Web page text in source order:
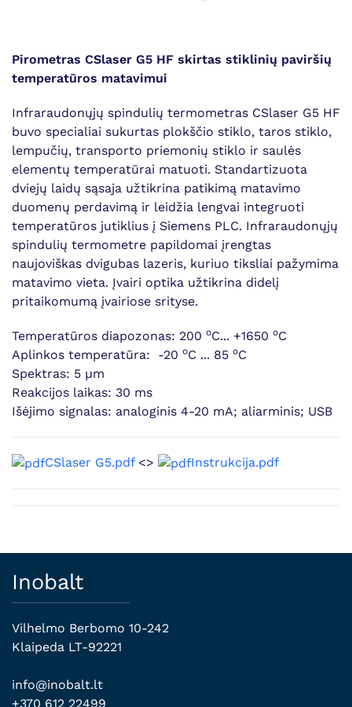
Pirometras CSlaser G5 HF skirtas stiklinių paviršių
temperatūros matavimui
Infraraudonųjų spindulių termometras CSlaser G5 HF
buvo specialiai sukurtas plokščio stiklo, taros stiklo,
lempučių, transporto priemonių stiklo ir saulės
elementų temperatūrai matuoti. Standartizuota
dviejų laidų sąsaja užtikrina patikimą matavimo
duomenų perdavimą ir leidžia lengvai integruoti
temperatūros jutiklius į Siemens PLC. Infraraudonųjų
spindulių termometre papildomai įrengtas
naujoviškas dvigubas lazeris, kuriuo tiksliai pažymima
matavimo vieta. Įvairi optika užtikrina didelį
pritaikomumą įvairiose srityse.
Temperatūros diapozonas: 200 oC... +1650 oC
Aplinkos temperatūra: -20 oC ... 85 oC
Spektras: 5 µm
Reakcijos laikas: 30 ms
Išėjimo signalas: analoginis 4-20 mA; aliarminis; USB
CSlaser G5.pdf<> Instrukcija.pdf
Inobalt
Vilhelmo Berbomo 10-242
Klaipeda LT-92221
info@inobalt.lt
+370 612 22499